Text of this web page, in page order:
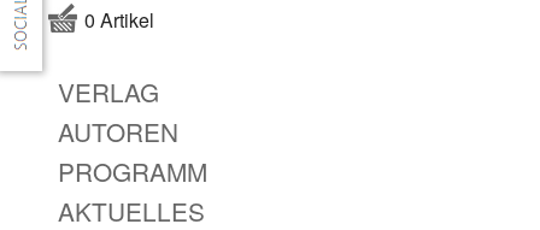
0 Artikel
VERLAG
AUTOREN
PROGRAMM
AKTUELLES